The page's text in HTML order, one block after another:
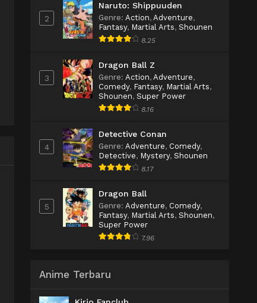
2
Naruto: Shippuuden
Genre: Action, Adventure,
Fantasy, Martial Arts, Shounen
8.25
3
Dragon Ball Z
Genre: Action, Adventure,
Comedy, Fantasy, Martial Arts,
Shounen, Super Power
8.16
4
Detective Conan
Genre: Adventure, Comedy,
Detective, Mystery, Shounen
8.17
5
Dragon Ball
Genre: Adventure, Comedy,
Fantasy, Martial Arts, Shounen,
Super Power
7.96
Anime Terbaru